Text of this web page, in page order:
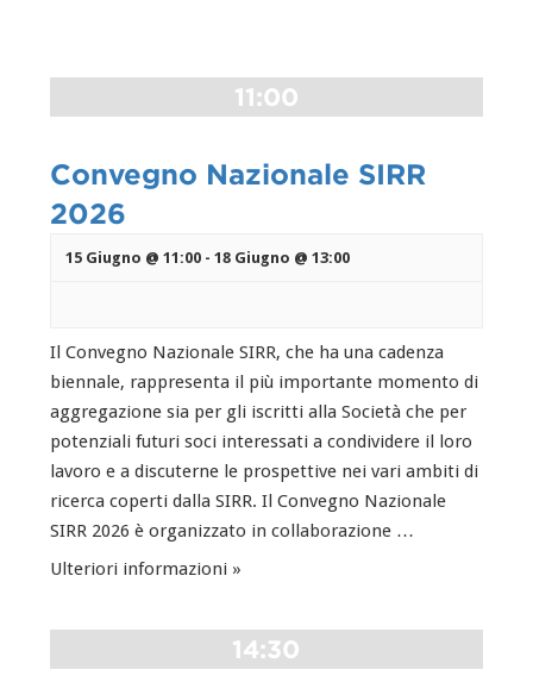
11:00
Convegno Nazionale SIRR
2026
15 Giugno @ 11:00 -18 Giugno @ 13:00
Il Convegno Nazionale SIRR, che ha una cadenza
biennale, rappresenta il più importante momento di
aggregazione sia per gli iscritti alla Società che per
potenziali futuri soci interessati a condividere il loro
lavoro e a discuterne le prospettive nei vari ambiti di
ricerca coperti dalla SIRR. Il Convegno Nazionale
SIRR 2026 è organizzato in collaborazione …
Ulteriori informazioni »
14:30